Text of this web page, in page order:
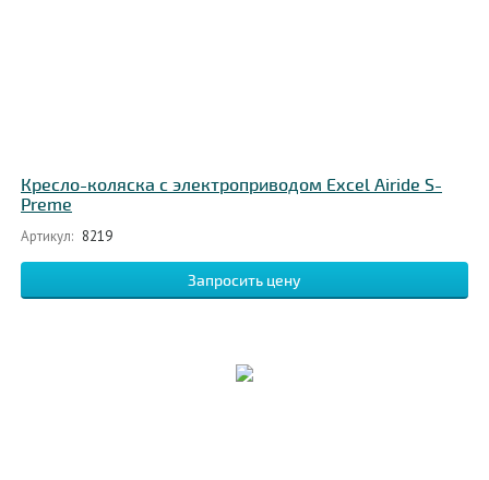
Кресло-коляска с электроприводом Excel Airide S-
Preme
Артикул: 8219
Запросить цену